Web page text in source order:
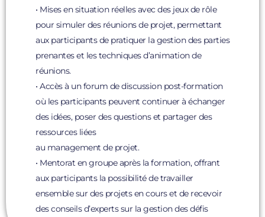
• Mises en situation réelles avec des jeux de rôle
pour simuler des réunions de projet, permettant
aux participants de pratiquer la gestion des parties
prenantes et les techniques d’animation de
réunions.
• Accès à un forum de discussion post-formation
où les participants peuvent continuer à échanger
des idées, poser des questions et partager des
ressources liées
au management de projet.
• Mentorat en groupe après la formation, offrant
aux participants la possibilité de travailler
ensemble sur des projets en cours et de recevoir
des conseils d’experts sur la gestion des défis